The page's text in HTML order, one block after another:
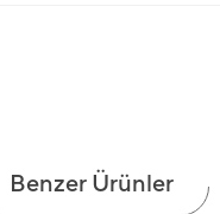
Benzer Ürünler